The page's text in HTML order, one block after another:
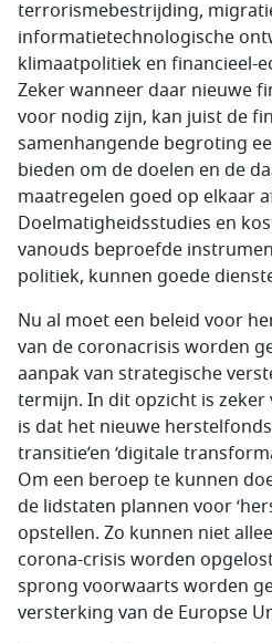
terrorismebestrijding,
informatietechnologische
klimaatpolitiek en financieel-
Zeker wanneer daar nieuwe
voor nodig zijn, kan juist de
samenhangende begroting
bieden om de doelen en de
maatregelen goed op elkaar
Doelmatigheidsstudies en
vanouds beproefde
politiek, kunnen goede
Nu al moet een beleid voor
van de coronacrisis worden
aanpak van strategische
termijn. In dit opzicht is
is dat het nieuwe
transitie’en ‘digitale
Om een beroep te kunnen
de lidstaten plannen voor
opstellen. Zo kunnen niet
corona-crisis worden
sprong voorwaarts worden
versterking van de Europse